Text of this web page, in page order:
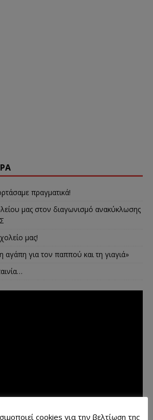
πραγματικά!
μας στον διαγωνισμό ανακύκλωσης
μας!
αγάπη για τον παππού και τη γιαγιά»
cookies για την βελτίωση της